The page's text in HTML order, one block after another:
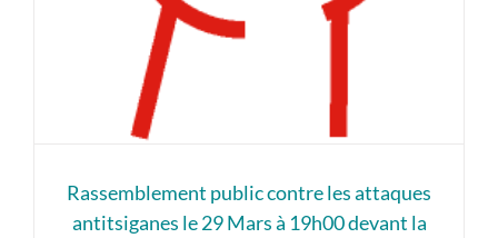
Rassemblement public contre les attaques
antitsiganes le 29 Mars à 19h00 devant la